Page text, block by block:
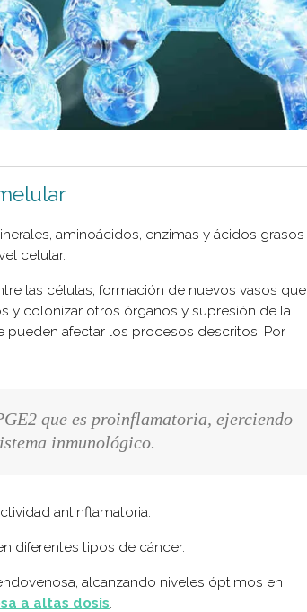
aminoácidos, enzimas y ácidos grasos
celular.
las células, formación de nuevos vasos que
y colonizar otros órganos y supresión de la
afectar los procesos descritos. Por
que es proinflamatoria, ejerciendo
inmunológico.
antinflamatoria.
diferentes tipos de cáncer.
alcanzando niveles óptimos en
a altas dosis.